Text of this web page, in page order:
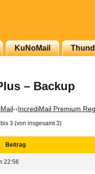
KuNoMail
– Backup
-›IncrediMail Premium
3 (von insgesamt 3)
Beitrag
22:56